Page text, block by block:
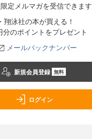
限定メルマガを受信できます
・翔泳社の本が買える！
分のポイントをプレゼント
メールバックナンバー
新規会員登録 無料
ログイン